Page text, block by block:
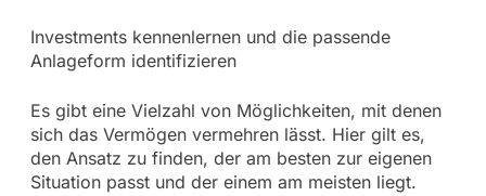
Investments kennenlernen und die passende
Anlageform identifizieren
Es gibt eine Vielzahl von Möglichkeiten, mit denen
sich das Vermögen vermehren lässt. Hier gilt es,
den Ansatz zu finden, der am besten zur eigenen
Situation passt und der einem am meisten liegt.